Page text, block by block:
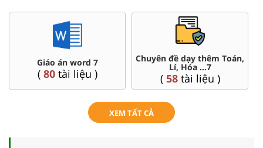
Giáo án word 7
( 80tài liệu )
Chuyên đề dạy thêm Toán,
Lí, Hóa ...7
( 58tài liệu )
XEM TẤT CẢ